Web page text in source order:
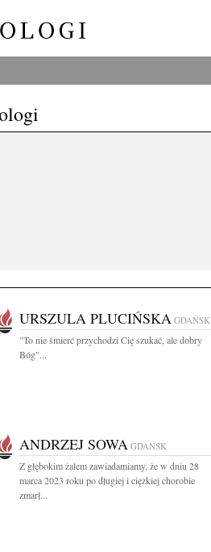
URSZULA PLUCIŃSKA GDAŃSK
"To nie śmierć przychodzi Cię szukać, ale dobry
Bóg"...
ANDRZEJ SOWA GDAŃSK
Z głębokim żalem zawiadamiamy, że w dniu 28
marca 2023 roku po długiej i ciężkiej chorobie
zmarł...